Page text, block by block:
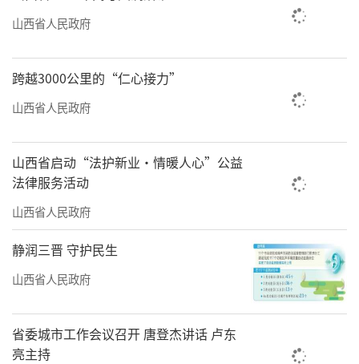
山西省人民政府
跨越3000公里的“仁心接力”
山西省人民政府
山西省启动“法护新业·情暖人心”公益
法律服务活动
山西省人民政府
静润三晋 守护民生
山西省人民政府
省委城市工作会议召开 唐登杰讲话 卢东
亮主持